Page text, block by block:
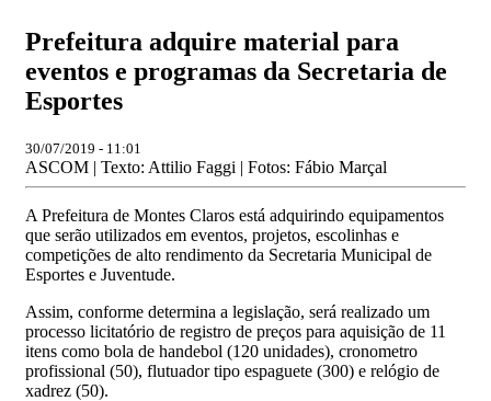
Prefeitura adquire material para
eventos e programas da Secretaria de
Esportes
30/07/2019 - 11:01
ASCOM | Texto: Attilio Faggi | Fotos: Fábio Marçal
A Prefeitura de Montes Claros está adquirindo equipamentos
que serão utilizados em eventos, projetos, escolinhas e
competições de alto rendimento da Secretaria Municipal de
Esportes e Juventude.
Assim, conforme determina a legislação, será realizado um
processo licitatório de registro de preços para aquisição de 11
itens como bola de handebol (120 unidades), cronometro
profissional (50), flutuador tipo espaguete (300) e relógio de
xadrez (50).